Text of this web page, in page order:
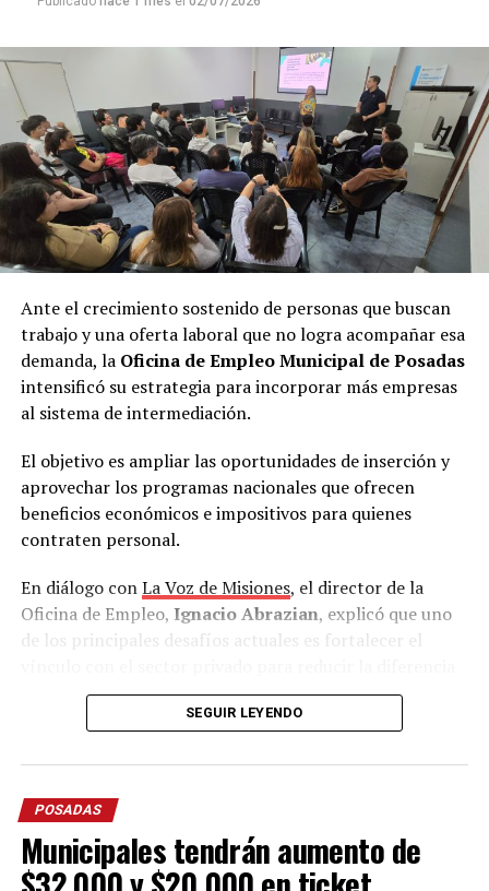
Ante el crecimiento sostenido de personas que buscan
trabajo y una oferta laboral que no logra acompañar esa
demanda, la Oficina de Empleo Municipal de Posadas
intensificó su estrategia para incorporar más empresas
al sistema de intermediación.
El objetivo es ampliar las oportunidades de inserción y
aprovechar los programas nacionales que ofrecen
beneficios económicos e impositivos para quienes
contraten personal.
En diálogo conLa Voz de Misiones, el director de la
Oficina de Empleo, Ignacio Abrazian, explicó que uno
de los principales desafíos actuales es fortalecer el
que existe entre quienes buscan un empleo y las
vacantes disponibles.
“Tenemos una recepción muy grande de gente. Se
incrementó muchísimo la demanda en estos últimos
meses y en estos últimos años.
entre la oferta y la demanda, mucha demanda laboral
y la oferta está reducida, pausada”, advirtió.
SEGUIR LEYENDO
POSADAS
Municipales tendrán aumento de